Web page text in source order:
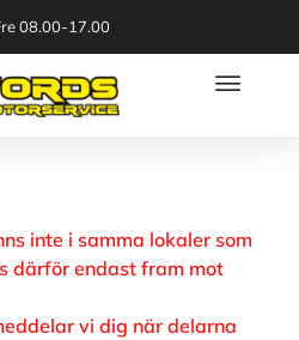
08.00-17.00
inte i samma lokaler som
därför endast fram mot
vi dig när delarna